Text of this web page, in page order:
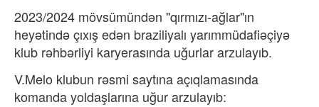
2023/2024 mövsümündən "qırmızı-ağlar"ın
heyətində çıxış edən braziliyalı yarımmüdafiəçiyə
klub rəhbərliyi karyerasında uğurlar arzulayıb.
V.Melo klubun rəsmi saytına açıqlamasında
komanda yoldaşlarına uğur arzulayıb: